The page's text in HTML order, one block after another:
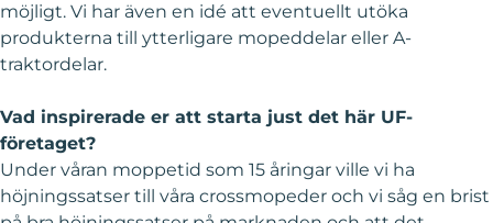
möjligt. Vi har även en idé att eventuellt utöka
produkterna till ytterligare mopeddelar eller A-
traktordelar.
Vad inspirerade er att starta just det här UF-
företaget?
Under våran moppetid som 15 åringar ville vi ha
höjningssatser till våra crossmopeder och vi såg en brist